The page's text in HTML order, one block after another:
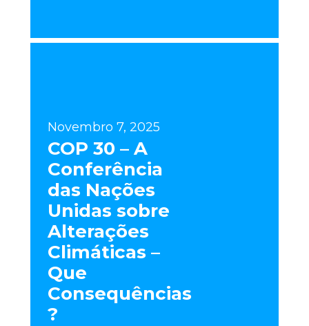
Novembro 7, 2025
COP 30 – A
Conferência
das Nações
Unidas sobre
Alterações
Climáticas –
Que
Consequências
?